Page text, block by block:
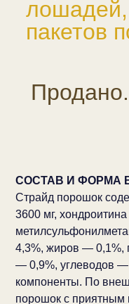
лошадей,
пакетов
Продано.
СОСТАВ И ФОРМА
Страйд порошок
3600 мг,
4,3%, жиров — 0,1%,
— 0,9%, углеводов —
компоненты. По
порошок с приятным